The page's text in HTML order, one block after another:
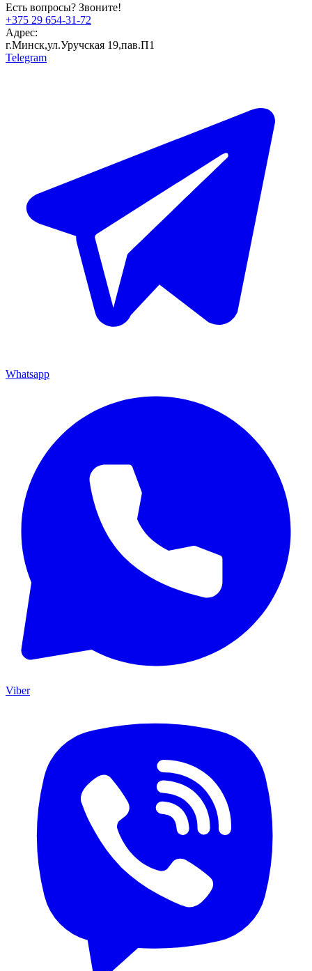
Есть вопросы? Звоните!
+375 29 654-31-72
Адрес:
г.Минск,ул.Уручская 19,пав.П1
Telegram
Whatsapp
Viber